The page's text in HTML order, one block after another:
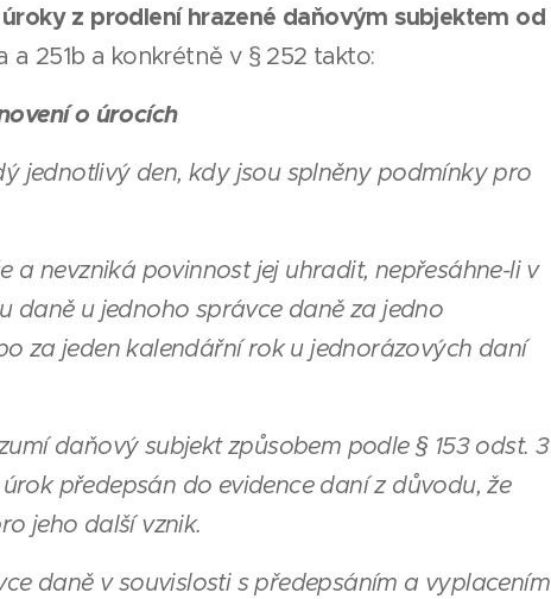
úroky z prodlení hrazené daňovým subjektem od
a 251b a konkrétně v § 252 takto:
o úrocích
jednotlivý den, kdy jsou splněny podmínky pro
a nevzniká povinnost jej uhradit, nepřesáhne-li v
daně u jednoho správce daně za jedno
za jeden kalendářní rok u jednorázových daní
daňový subjekt způsobem podle § 153 odst. 3
předepsán do evidence daní z důvodu, že
jeho další vznik.
daně v souvislosti s předepsáním a vyplacením